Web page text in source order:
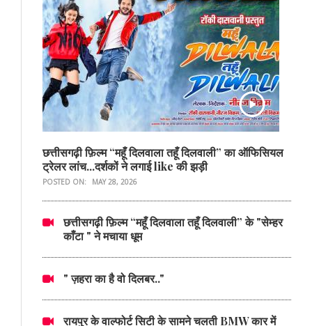
छत्तीसगढ़ी फ़िल्म “महूँ दिलवाला तहूँ दिलवाली” का ऑफिसियल
ट्रेलर लांच...दर्शकों ने लगाई like की झड़ी
POSTED ON: MAY 28, 2026
छत्तीसगढ़ी फ़िल्म “महूँ दिलवाला तहूँ दिलवाली” के "सेम्हर
काँटा " ने मचाया धूम
" ज़हरा का है वो दिलबर.."
रायपुर के वाल्फोर्ट सिटी के सामने चलती BMW कार में